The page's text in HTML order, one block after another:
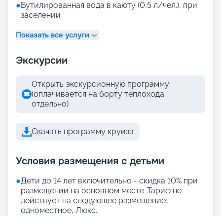
●Бутилированная вода в каюту (0,5 л/чел.), при
заселении
Показать все услуги
Экскурсии
Открыть экскурсионную программу
(оплачивается на борту теплохода
отдельно)
Скачать программу круиза
Условия размещения с детьми
●Дети до 14 лет включительно - скидка 10% при
размещении на основном месте .Тариф не
действует на следующее размещение:
одноместное, Люкс.